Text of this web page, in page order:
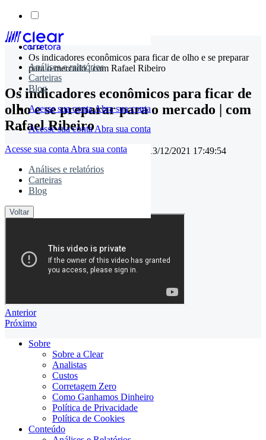
Skip
content
Análises e relatórios
Carteiras
Blog
Acesse sua contaAbra sua conta
Acesse sua contaAbra sua conta
Acesse sua conta Abra sua conta
Análises e relatórios
Carteiras
Blog
Voltar
Os indicadores econômicos para ficar de olho e se preparar
para o mercado | com Rafael Ribeiro
Os indicadores econômicos para ficar de
olho e se preparar para o mercado | com
Rafael Ribeiro
04/08/2021 12:53:04• Atualizado em 13/12/2021 17:49:54
timemaster
Compartilhe:
Anterior
Próximo
Sobre
Sobre a Clear
Analistas
Custos
Corretagem Zero
Como Ganhamos Dinheiro
Política de Privacidade
Política de Cookies
Conteúdo